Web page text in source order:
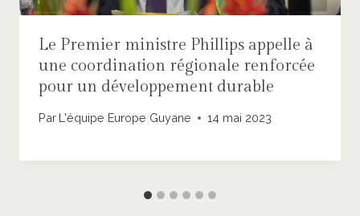
Le Premier ministre Phillips appelle à
une coordination régionale renforcée
pour un développement durable
Par L'équipe Europe Guyane 14 mai 2023